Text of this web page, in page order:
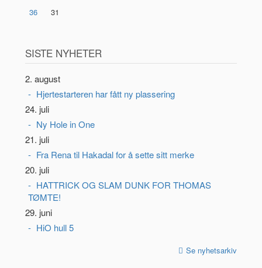
36
31
SISTE NYHETER
2. august
Hjertestarteren har fått ny plassering
24. juli
Ny Hole in One
21. juli
Fra Rena til Hakadal for å sette sitt merke
20. juli
HATTRICK OG SLAM DUNK FOR THOMAS
TØMTE!
29. juni
HiO hull 5
Se nyhetsarkiv